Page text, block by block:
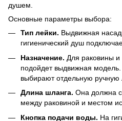
душем.
Основные параметры выбора:
Тип лейки. Выдвижная
гигиенический душ
Назначение. Для раковины и
подойдет выдвижная
выбирают отдельную ручную
Длина шланга. Она должна
между раковиной и местом
Кнопка подачи воды. На